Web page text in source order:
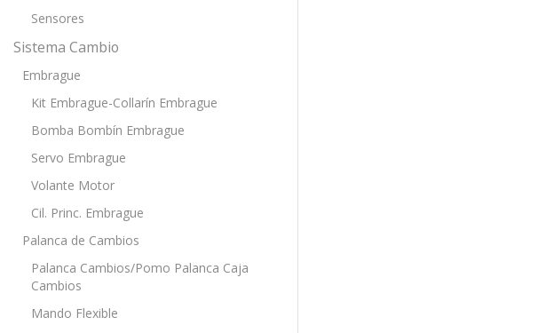
Sensores
Sistema Cambio
Embrague
Kit Embrague-Collarín Embrague
Bomba Bombín Embrague
Servo Embrague
Volante Motor
Cil. Princ. Embrague
Palanca de Cambios
Palanca Cambios/Pomo Palanca Caja
Cambios
Mando Flexible